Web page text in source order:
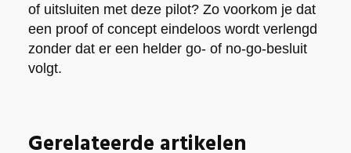
of uitsluiten met deze pilot? Zo voorkom je dat
een proof of concept eindeloos wordt verlengd
zonder dat er een helder go- of no-go-besluit
volgt.
Gerelateerde artikelen